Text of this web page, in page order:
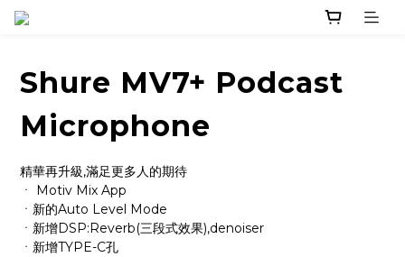
Shure MV7+ Podcast
Microphone
精華再升級,滿足更多人的期待
ㆍ Motiv Mix App
ㆍ新的Auto Level Mode
ㆍ新增DSP:Reverb(三段式效果),denoiser
ㆍ新增TYPE-C孔